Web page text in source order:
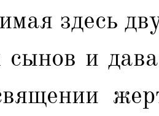
здесь
сынов и